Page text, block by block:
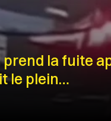
prend la fuite
le plein…